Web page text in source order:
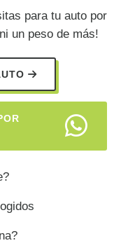
para tu auto por
un peso de más!